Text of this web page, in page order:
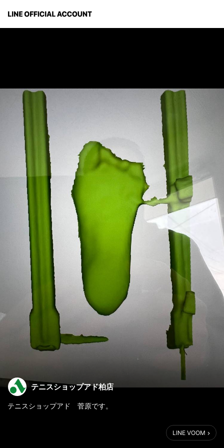
テニスショップアド柏店
テニスショップアド 菅原です。
昨年、理学療法士の方からのご紹介でSUPERfeeカスタム
LINE VOOM